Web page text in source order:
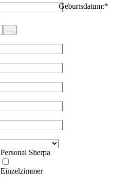
Geburtsdatum:*
Personal Sherpa
Einzelzimmer